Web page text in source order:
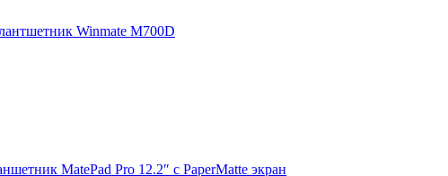
Winmate M700D
MatePad Pro 12.2″ с PaperMatte экран